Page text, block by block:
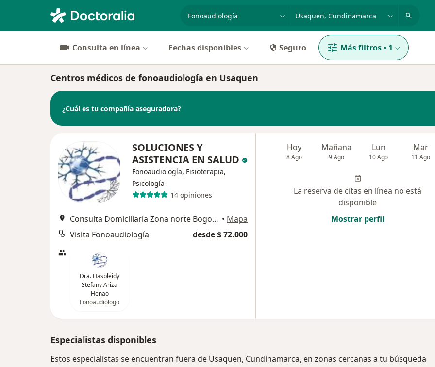
especialidad, enfermedad o nombre
Consulta en línea Fechas disponibles Seguro Más filtros• 1
Centros médicos de fonoaudiología en Usaquen
¿Cuál es tu compañía aseguradora?
SOLUCIONES Y
ASISTENCIA EN SALUD
Fonoaudiología, Fisioterapia,
Psicología
14 opiniones
Consulta Domiciliaria Zona norte Bogota, Bogotá • Mapa
Visita Fonoaudiología
desde $ 72.000
Dra. Hasbleidy
Stefany Ariza
Henao
Fonoaudiólogo
Hoy
8 Ago
Mañana
9 Ago
Lun
10 Ago
Mar
11 Ago
La reserva de citas en línea no está
disponible
Mostrar perfil
Especialistas disponibles
Estos especialistas se encuentran fuera de Usaquen, Cundinamarca, en zonas cercanas a tu búsqueda